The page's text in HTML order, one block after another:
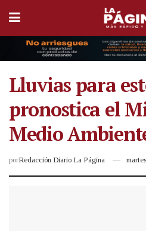
Lluvias para
pronostica el
Medio
porRedacción Diario La Página